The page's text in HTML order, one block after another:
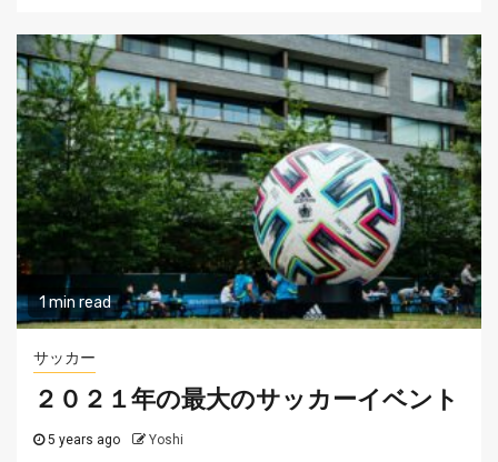
1 min read
サッカー
２０２１年の最大のサッカーイベント
5 years ago Yoshi